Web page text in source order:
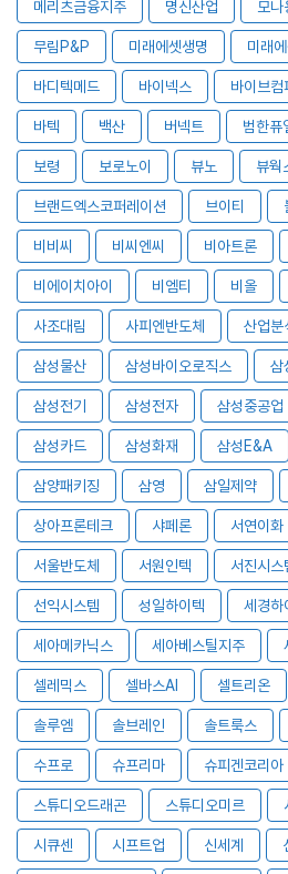
메리츠금융지주 명신산업 모나
무림P&P 미래에셋생명 미래
바디텍메드 바이넥스 바이브컴
바텍 백산 버넥트 범한퓨
보령 보로노이 뷰노 뷰웍
브랜드엑스코퍼레이션 브이티
비비씨 비씨엔씨 비아트론
비에이치아이 비엠티 비올
사조대림 사피엔반도체 산업분
삼성물산 삼성바이오로직스 삼
삼성전기 삼성전자 삼성중공업
삼성카드 삼성화재 삼성E&A
삼양패키징 삼영 삼일제약
상아프론테크 샤페론 서연이화
서울반도체 서원인텍 서진시스
선익시스템 성일하이텍 세경하
세아메카닉스 세아베스틸지주
셀레믹스 셀바스AI 셀트리온
솔루엠 솔브레인 솔트룩스
수프로 슈프리마 슈피겐코리아
스튜디오드래곤 스튜디오미르
시큐센 시프트업 신세계